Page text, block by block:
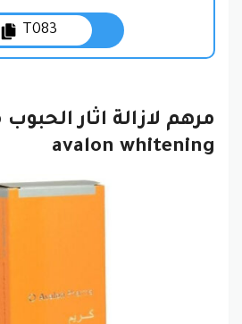
T083
مرهم لازالة اثار
avalon whitening